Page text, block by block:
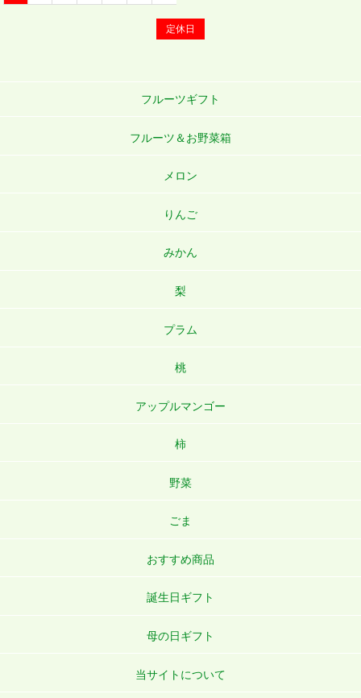
定休日
フルーツギフト
フルーツ＆お野菜箱
メロン
りんご
みかん
梨
プラム
桃
アップルマンゴー
柿
野菜
ごま
おすすめ商品
誕生日ギフト
母の日ギフト
当サイトについて